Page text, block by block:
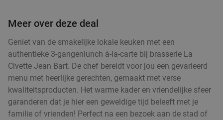
Meer over deze deal
Geniet van de smakelijke lokale keuken met een
authentieke 3-gangenlunch à-la-carte bij brasserie La
Civette Jean Bart. De chef bereidt voor jou een gevarieerd
menu met heerlijke gerechten, gemaakt met verse
kwaliteitsproducten. Het warme kader en vriendelijke sfeer
garanderen dat je hier een geweldige tijd beleeft met je
familie of vrienden! Perfect na een bezoek aan de stad of